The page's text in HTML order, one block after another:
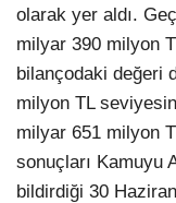
olarak yer aldı.
milyar 390 milyon
bilançodaki değeri
milyon TL
milyar 651 milyon
sonuçları Kamuyu
bildirdiği 30